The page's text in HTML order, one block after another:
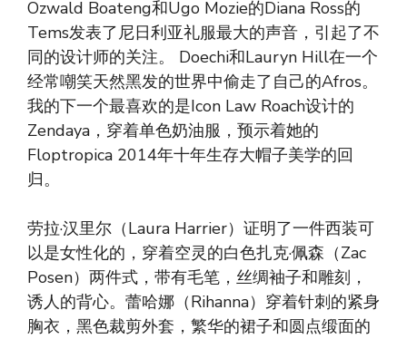
Ozwald Boateng和Ugo Mozie的Diana Ross的
Tems发表了尼日利亚礼服最大的声音，引起了不
同的设计师的关注。 Doechi和Lauryn Hill在一个
经常嘲笑天然黑发的世界中偷走了自己的Afros。
我的下一个最喜欢的是Icon Law Roach设计的
Zendaya，穿着单色奶油服，预示着她的
Floptropica 2014年十年生存大帽子美学的回
归。
劳拉·汉里尔（Laura Harrier）证明了一件西装可
以是女性化的，穿着空灵的白色扎克·佩森（Zac
Posen）两件式，带有毛笔，丝绸袖子和雕刻，
诱人的背心。蕾哈娜（Rihanna）穿着针刺的紧身
胸衣，黑色裁剪外套，繁华的裙子和圆点缎面的